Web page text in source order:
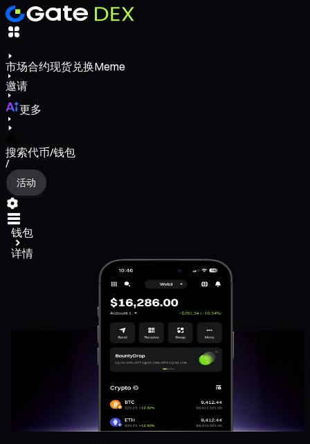
市场合约现货兑换Meme
邀请
更多
搜索代币/钱包
/
活动
钱包
详情